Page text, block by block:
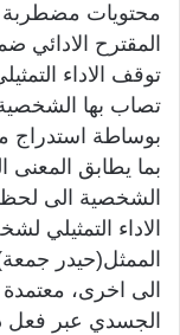
محتويات
المقترح
توقف الاداء
تصاب بها الشخصية
بوساطة استدراج
بما يطابق المعنى
الشخصية الى
الاداء التمثيلي
الممثل(حيدر
الى اخرى، معتمدة
الجسدي عبر فعل